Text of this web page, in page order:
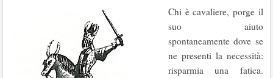
Chi è cavaliere, porge il
suo aiuto
spontaneamente dove se
ne presenti la necessità:
rispar­mia una fatica.